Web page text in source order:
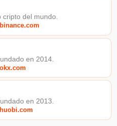
del mundo.
en 2014.
en 2013.